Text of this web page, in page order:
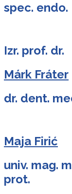
spec. endo.
Izr. prof. dr.
Márk Fráter
dr. dent.
Maja Firić
univ. mag.
prot.